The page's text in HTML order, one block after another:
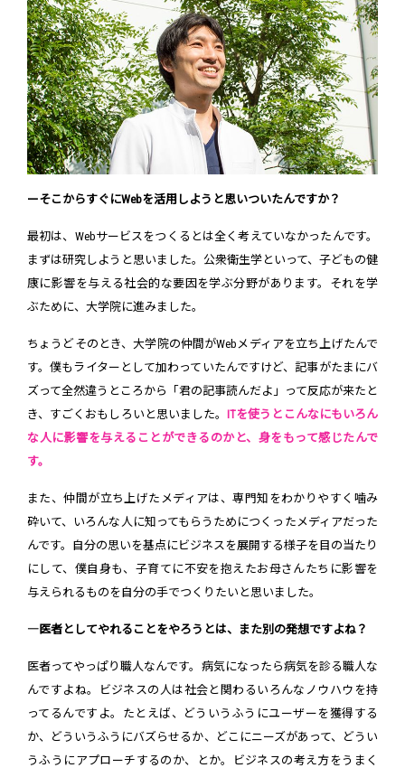
ーそこからすぐにWebを活用しようと思いついたんですか？
最初は、Webサービスをつくるとは全く考えていなかったんです。
まずは研究しようと思いました。公衆衛生学といって、子どもの健
康に影響を与える社会的な要因を学ぶ分野があります。それを学
ぶために、大学院に進みました。
ちょうどそのとき、大学院の仲間がWebメディアを立ち上げたんで
す。僕もライターとして加わっていたんですけど、記事がたまにバ
ズって全然違うところから「君の記事読んだよ」って反応が来たと
き、すごくおもしろいと思いました。ITを使うとこんなにもいろん
な人に影響を与えることができるのかと、身をもって感じたんで
す。
また、仲間が立ち上げたメディアは、専門知をわかりやすく噛み
砕いて、いろんな人に知ってもらうためにつくったメディアだった
んです。自分の思いを基点にビジネスを展開する様子を目の当たり
にして、僕自身も、子育てに不安を抱えたお母さんたちに影響を
与えられるものを自分の手でつくりたいと思いました。
―医者としてやれることをやろうとは、また別の発想ですよね？
医者ってやっぱり職人なんです。病気になったら病気を診る職人な
んですよね。ビジネスの人は社会と関わるいろんなノウハウを持
ってるんですよ。たとえば、どういうふうにユーザーを獲得する
か、どういうふうにバズらせるか、どこにニーズがあって、どうい
うふうにアプローチするのか、とか。ビジネスの考え方をうまく